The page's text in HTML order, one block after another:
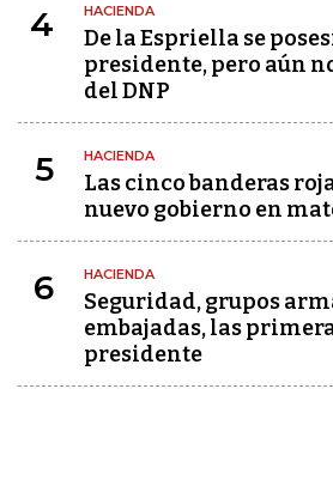
4 HACIENDA
De la Espriella se
presidente, pero aún
del DNP
5 HACIENDA
Las cinco banderas
nuevo gobierno en
6 HACIENDA
Seguridad, grupos
embajadas, las
presidente